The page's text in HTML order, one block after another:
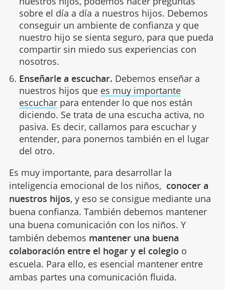
sobre el día a día a nuestros hijos. Debemos
conseguir un ambiente de confianza y que
nuestro hijo se sienta seguro, para que pueda
compartir sin miedo sus experiencias con
nosotros.
Enseñarle a escuchar. Debemos enseñar a
nuestros hijos que es muy importante
escucharpara entender lo que nos están
diciendo. Se trata de una escucha activa, no
pasiva. Es decir, callamos para escuchar y
entender, para ponernos también en el lugar
del otro.
Es muy importante, para desarrollar la
inteligencia emocional de los niños, conocer a
nuestros hijos, y eso se consigue mediante una
buena confianza. También debemos mantener
una buena comunicación con los niños. Y
también debemos mantener una buena
colaboración entre el hogar y el colegio o
escuela. Para ello, es esencial mantener entre
ambas partes una comunicación fluida.